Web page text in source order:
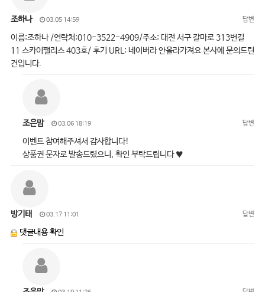
조하나 03.05 14:59 답변
이름:조하나 /연락처:010-3522-4909/주소: 대전 서구 갈마로 313번길
11 스카이팰리스 403호/ 후기 URL: 네이버라 안올라가져요 본사에 문의드린
건입니다.
조은맘 03.06 18:19 답변
이벤트 참여해주셔서 감사합니다!
상품권 문자로 발송드렸으니, 확인 부탁드립니다 ♥
방기태 03.17 11:01 답변
댓글내용 확인